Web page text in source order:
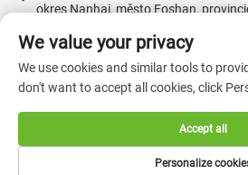
okres Nanhai, město Foshan,
+86-18924550960
[email protected]
Copyright © 2024 by Foshan Boke
ochrany
We value your privacy
We use cookies and similar tools to
don't want to accept all cookies, click
Personalize
Accept all